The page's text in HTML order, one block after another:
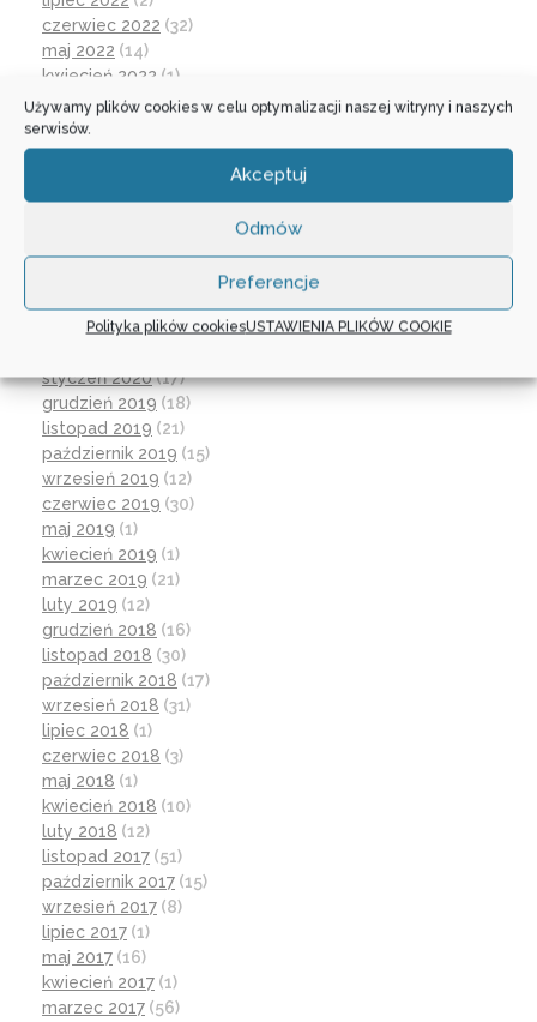
Używamy plików cookies w celu optymalizacji naszej witryny i naszych
serwisów.
Akceptuj
Odmów
Preferencje
Polityka plików cookiesUSTAWIENIA PLIKÓW COOKIE
czerwiec 2022 (32)
maj 2022 (14)
kwiecień 2022 (1)
marzec 2022(16)
październik 2021
wrzesień 2021(28)
lipiec 2021(2)
wrzesień 2020(23)
kwiecień 2020(1)
styczeń 2020(17)
grudzień 2019 (18)
listopad 2019 (21)
październik 2019 (15)
wrzesień 2019 (12)
czerwiec 2019 (30)
maj 2019 (1)
kwiecień 2019 (1)
marzec 2019 (21)
luty 2019 (12)
grudzień 2018 (16)
listopad 2018 (30)
październik 2018 (17)
wrzesień 2018 (31)
lipiec 2018 (1)
czerwiec 2018 (3)
maj 2018 (1)
kwiecień 2018 (10)
luty 2018 (12)
listopad 2017 (51)
październik 2017 (15)
wrzesień 2017 (8)
lipiec 2017 (1)
maj 2017 (16)
kwiecień 2017 (1)
marzec 2017 (56)